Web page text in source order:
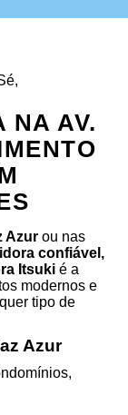
NA AV.
Azur ou nas
confiável,
Itsuki é a
modernos e
tipo de
Azur